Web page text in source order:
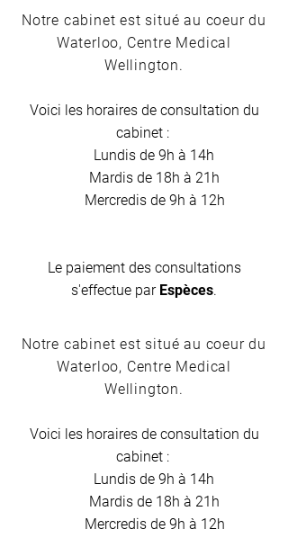
Notre cabinet est situé au coeur du
Waterloo, Centre Medical
Wellington.
Voici les horaires de consultation du
cabinet :
Lundis de 9h à 14h
Mardis de 18h à 21h
Mercredis de 9h à 12h
Le paiement des consultations
s'effectue par Espèces.
Notre cabinet est situé au coeur du
Waterloo, Centre Medical
Wellington.
Voici les horaires de consultation du
cabinet :
Lundis de 9h à 14h
Mardis de 18h à 21h
Mercredis de 9h à 12h